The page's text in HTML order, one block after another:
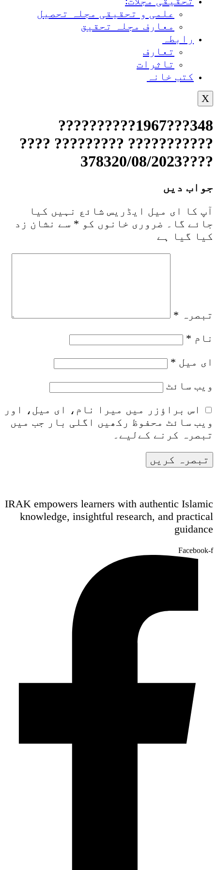
علمی و تحقیقی مجلہ تحصیل
معارف مجلہ تحقیق
رابطہ
تعارف
تاثرات
کتب خانہ
X
348???1967??????????
??????????? ????????? ????
????378320/08/2023
جواب دیں
آپ کا ای میل ایڈریس شائع نہیں کیا
جائے گا۔
ضروری خانوں کو * سے نشان زد
کیا گیا ہے
تبصرہ *
نام *
ای میل *
ویب‌ سائٹ
اس براؤزر میں میرا نام، ای میل، اور
ویب سائٹ محفوظ رکھیں اگلی بار جب میں
تبصرہ کرنے کےلیے۔
IRAK empowers learners with authentic Islamic
knowledge, insightful research, and practical
guidance
Facebook-f